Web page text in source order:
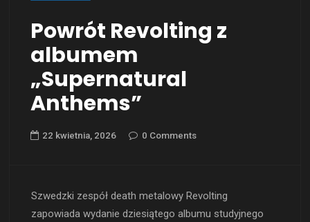
Powrót Revolting z
albumem
„Supernatural
Anthems”
22 kwietnia, 2026 0 Comments
Szwedzki zespół death metalowy Revolting
zapowiada wydanie dziesiątego albumu studyjnego